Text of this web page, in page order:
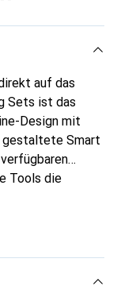
auf das
Sets ist das
Design mit
gestaltete Smart
Tools die
mit
Öffnet sich um